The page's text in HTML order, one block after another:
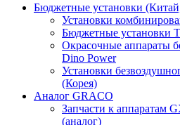
Бюджетные установки
Установки
Бюджетные
Окрасочные аппараты
Dino Power
Установки
(Корея)
Аналог GRACO
Запчасти к аппаратам
(аналог)